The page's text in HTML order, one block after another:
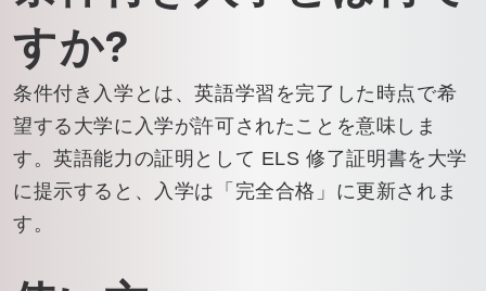
すか?
条件付き入学とは、英語学習を完了した時点で希
望する大学に入学が許可されたことを意味しま
す。英語能力の証明として ELS 修了証明書を大学
に提示すると、入学は「完全合格」に更新されま
す。